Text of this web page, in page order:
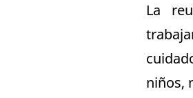
La
niños,